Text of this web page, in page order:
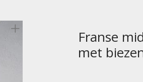
Franse
met